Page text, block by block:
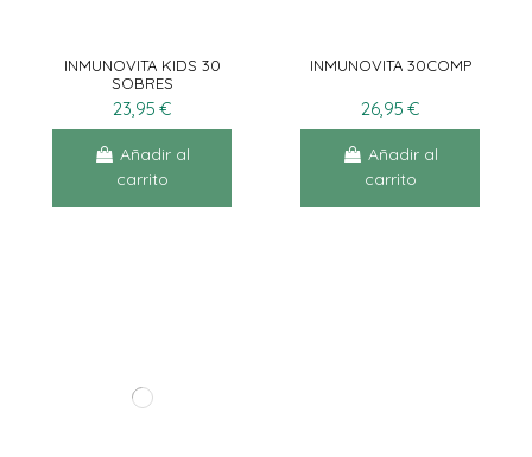
INMUNOVITA KIDS 30
SOBRES
23,95 €
Añadir al
carrito
INMUNOVITA 30COMP
26,95 €
Añadir al
carrito